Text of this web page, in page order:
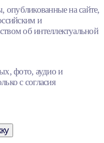
опубликованные на сайте,
и
об интеллектуальной
фото, аудио и
с согласия